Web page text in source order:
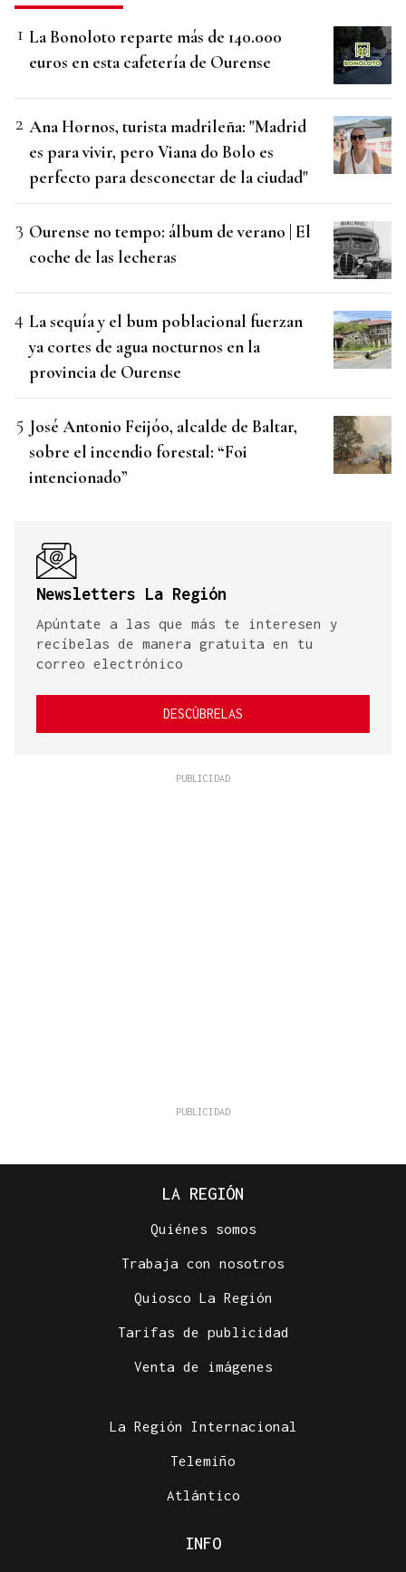
La Bonoloto reparte más de 140.000
euros en esta cafetería de Ourense
Ana Hornos, turista madrileña: "Madrid
es para vivir, pero Viana do Bolo es
perfecto para desconectar de la ciudad"
Ourense no tempo: álbum de verano | El
coche de las lecheras
La sequía y el bum poblacional fuerzan
ya cortes de agua nocturnos en la
provincia de Ourense
José Antonio Feijóo, alcalde de Baltar,
sobre el incendio forestal: “Foi
intencionado”
Newsletters La Región
Apúntate a las que más te interesen y
recíbelas de manera gratuita en tu
correo electrónico
DESCÚBRELAS
LA REGIÓN
Quiénes somos
Trabaja con nosotros
Quiosco La Región
Tarifas de publicidad
Venta de imágenes
La Región Internacional
Telemiño
Atlántico
INFO